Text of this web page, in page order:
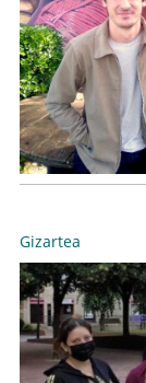
Gizartea